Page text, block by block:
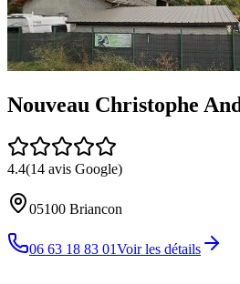
Nouveau Christophe
4.4(14 avis Google)
05100 Briancon
06 63 18 83 01Voir les détails